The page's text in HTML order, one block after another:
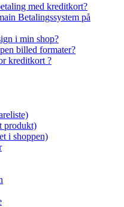
med kreditkort?
Betalingssystem på
i min shop?
billed formater?
kreditkort ?
produkt)
i shoppen)